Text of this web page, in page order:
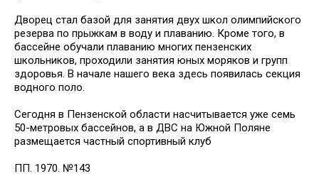
Дворец стал базой для занятия двух школ олимпийского
резерва по прыжкам в воду и плаванию. Кроме того, в
бассейне обучали плаванию многих пензенских
школьников, проходили занятия юных моряков и групп
здоровья. В начале нашего века здесь появилась секция
водного поло.
Сегодня в Пензенской области насчитывается уже семь
50-метровых бассейнов, а в ДВС на Южной Поляне
размещается частный спортивный клуб
ПП. 1970. №143